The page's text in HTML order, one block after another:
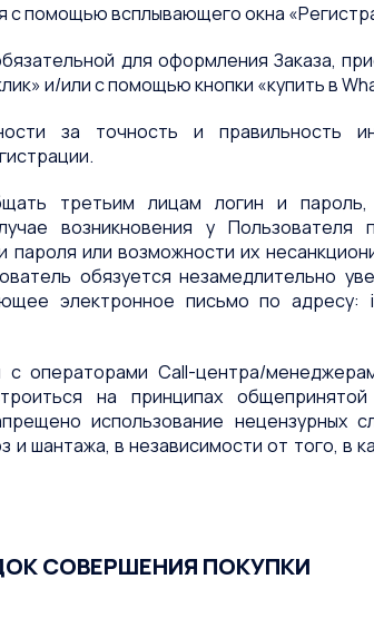
с помощью всплывающего окна
для оформления Заказа,
и/или с помощью кнопки «купить в
за точность и правильность
третьим лицам логин и пароль,
возникновения у Пользователя
пароля или возможности их
обязуется незамедлительно
электронное письмо по адресу:
с операторами Call-центра/
на принципах
использование нецензурных
и шантажа, в независимости от того, в
СОВЕРШЕНИЯ ПОКУПКИ